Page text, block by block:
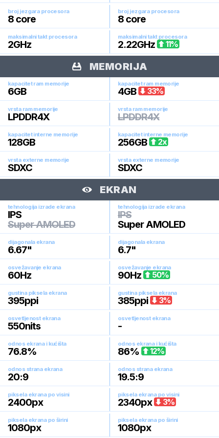
broj jezgara procesora
8 core
broj jezgara procesora
8 core
maksimalni takt procesora
2GHz
maksimalni takt procesora
2.22GHz 11%
MEMORIJA
kapacitet ram memorije
6GB
kapacitet ram memorije
4GB 33%
vrsta ram memorije
LPDDR4X
vrsta ram memorije
LPDDR4X
kapacitet interne memorije
128GB
kapacitet interne memorije
256GB 2x
vrsta externe memorije
SDXC
vrsta externe memorije
SDXC
EKRAN
tehnologija izrade ekrana
IPS
Super AMOLED
tehnologija izrade ekrana
IPS
Super AMOLED
dijagonala ekrana
6.67"
dijagonala ekrana
6.7"
osvežavanje ekrana
60Hz
osvežavanje ekrana
90Hz 50%
gustina piksela ekrana
395ppi
gustina piksela ekrana
385ppi 3%
osvetljenost ekrana
550nits
osvetljenost ekrana
-
odnos ekrana i kućišta
76.8%
odnos ekrana i kućišta
86% 12%
odnos strana ekrana
20:9
odnos strana ekrana
19.5:9
piksela ekrana po visini
2400px
piksela ekrana po visini
2340px 3%
piksela ekrana po širini
1080px
piksela ekrana po širini
1080px